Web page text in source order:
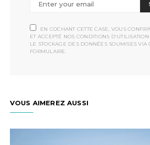
EN COCHANT CETTE CASE, VOUS
ET ACCEPTÉ NOS CONDITIONS
LE STOCKAGE DES DONNÉES SOUMISES VIA
FORMULAIRE.
VOUS AIMEREZ AUSSI